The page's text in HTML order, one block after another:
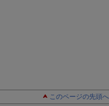
このページの先頭へ